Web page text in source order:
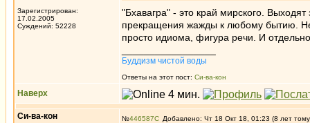
Зарегистрирован:
17.02.2005
Суждений: 52228
"Бхавагра" - это край мирского.
прекращения жажды к любому бытию.
просто идиома, фигура речи. И
Буддизм чистой воды
Ответы на этот пост: Си-ва-кон
Наверх
Си-ва-кон №446587 Добавлено: Чт 18 Окт 18, 01:23 (8 лет